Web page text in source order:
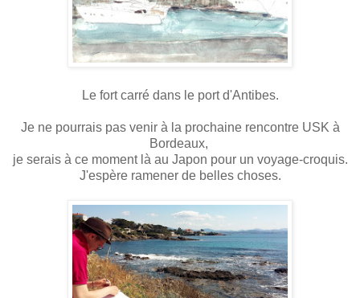
Le fort carré dans le port d'Antibes.
Je ne pourrais pas venir à la prochaine rencontre USK à
Bordeaux,
je serais à ce moment là au Japon pour un voyage-croquis.
J'espère ramener de belles choses.